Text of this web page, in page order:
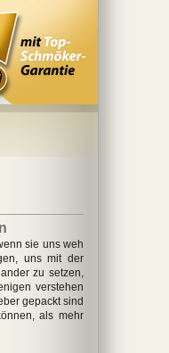
sie uns weh
uns mit der
zu setzen,
verstehen
gepackt sind
als mehr